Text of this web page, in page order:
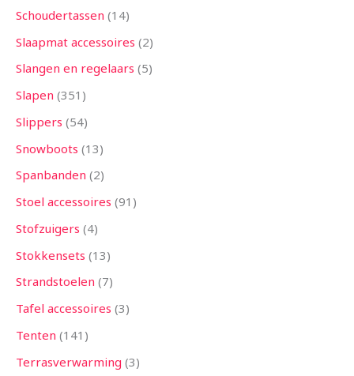
Schoudertassen 14
Slaapmat accessoires 2
Slangen en regelaars 5
Slapen 351
Slippers 54
Snowboots 13
Spanbanden 2
Stoel accessoires 91
Stofzuigers 4
Stokkensets 13
Strandstoelen 7
Tafel accessoires 3
Tenten 141
Terrasverwarming 3